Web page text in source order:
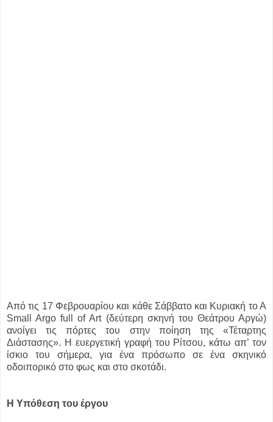
Από τις 17 Φεβρουαρίου και κάθε Σάββατο και Κυριακή το Α
Small Argo full of Art (δεύτερη σκηνή του Θεάτρου Αργώ)
ανοίγει τις πόρτες του στην ποίηση της «Τέταρτης
Διάστασης». Η ευεργετική γραφή του Ρίτσου, κάτω απ’ τον
ίσκιο του σήμερα, για ένα πρόσωπο σε ένα σκηνικό
οδοιπορικό στο φως και στο σκοτάδι.
Η Υπόθεση του έργου